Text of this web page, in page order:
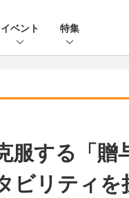
イベント 特集
服する「
ビリティ